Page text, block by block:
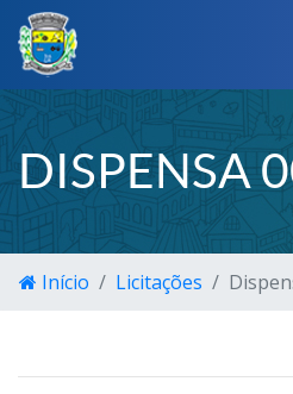
DISPENSA
Início Licitações